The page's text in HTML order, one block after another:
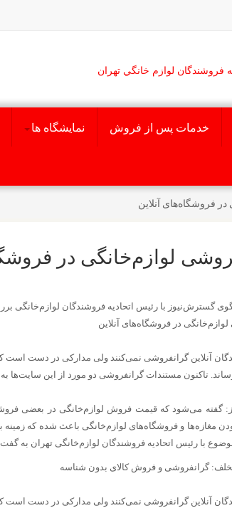
خدمات پس از فروش نمایشگاه ها
فروشگاه‌های آنلاین
لوازم‌خانگی در
گسترش‌نیوز با رئیس اتحادیه فروشندگان لوازم‌خانگی
در فروشگاه‌های آنلاین
آنلاین گرانفروشی نمی‌کنند ولی مدارکی در دست است که
تاکنون مستندات گرانفروشی دو مورد از این سایت‌ها
گفته می‌شود که قیمت فروش لوازم‌خانگی در بعضی
مغازه‌ها و فروشگاه‌های لوازم‌خانگی باعث شده که
با رئیس اتحادیه فروشندگان لوازم‌خانگی تهران به
گرانفروشی و فروش کالای بدون‌ شناسه
آنلاین گرانفروشی نمی‌کنند ولی مدارکی در دست است که